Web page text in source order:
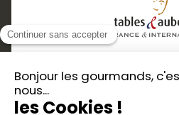
Services
Routes gourmandes
Partenaires
Presse